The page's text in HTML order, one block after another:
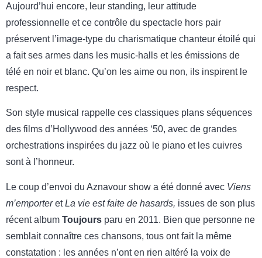
Aujourd’hui encore, leur standing, leur attitude
professionnelle et ce contrôle du spectacle hors pair
préservent l’image-type du charismatique chanteur étoilé qui
a fait ses armes dans les music-halls et les émissions de
télé en noir et blanc. Qu’on les aime ou non, ils inspirent le
respect.
Son style musical rappelle ces classiques plans séquences
des films d’Hollywood des années ‘50, avec de grandes
orchestrations inspirées du jazz où le piano et les cuivres
sont à l’honneur.
Le coup d’envoi du Aznavour show a été donné avec Viens
m’emporteretLa vie est faite de hasards, issues de son plus
récent album Toujours paru en 2011. Bien que personne ne
semblait connaître ces chansons, tous ont fait la même
constatation : les années n’ont en rien altéré la voix de